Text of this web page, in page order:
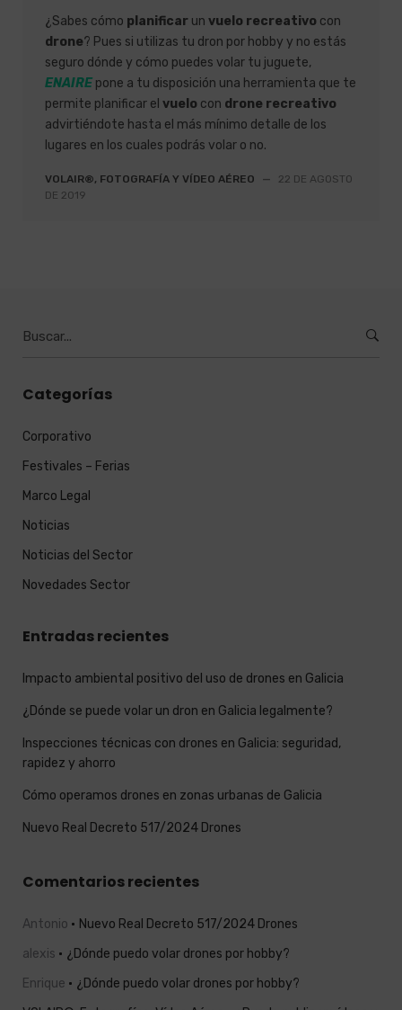
¿Sabes cómo planificar un vuelo recreativo con
drone? Pues si utilizas tu dron por hobby y no estás
seguro dónde y cómo puedes volar tu juguete,
ENAIRE pone a tu disposición una herramienta que te
permite planificar el vuelo con drone recreativo
advirtiéndote hasta el más mínimo detalle de los
lugares en los cuales podrás volar o no.
VOLAIR®, FOTOGRAFÍA Y VÍDEO AÉREO —
22 DE AGOSTO
DE 2019
Categorías
Corporativo
Festivales – Ferias
Marco Legal
Noticias
Noticias del Sector
Novedades Sector
Entradas recientes
Impacto ambiental positivo del uso de drones en Galicia
¿Dónde se puede volar un dron en Galicia legalmente?
Inspecciones técnicas con drones en Galicia: seguridad,
rapidez y ahorro
Cómo operamos drones en zonas urbanas de Galicia
Nuevo Real Decreto 517/2024 Drones
Comentarios recientes
Antonio
Nuevo Real Decreto 517/2024 Drones
alexis
¿Dónde puedo volar drones por hobby?
Enrique
¿Dónde puedo volar drones por hobby?